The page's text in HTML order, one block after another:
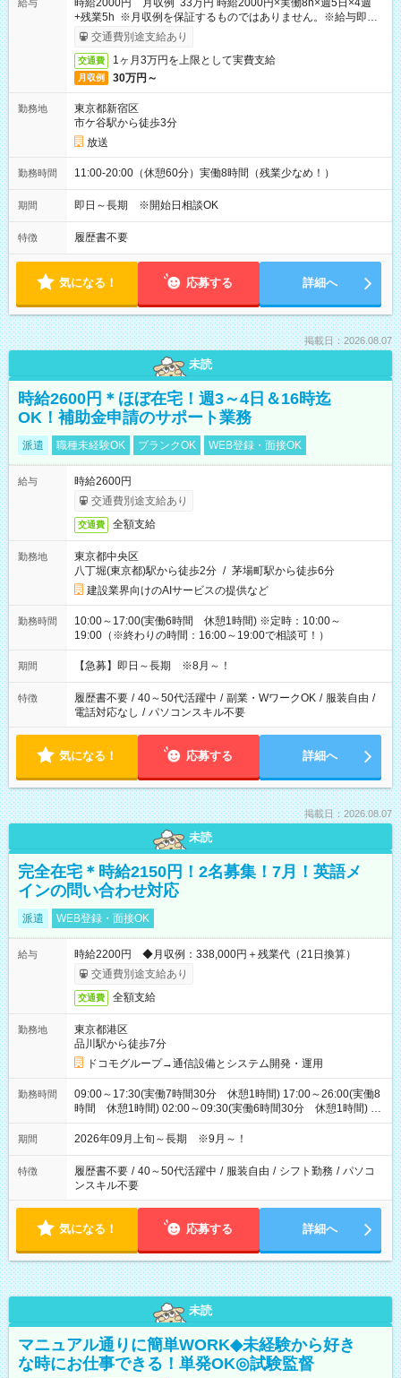
給与
時給2000円 月収例 33万円 時給2000円×実働8h×週5日×4週
+残業5h ※月収例を保証するものではありません。※給与即受
取りサービス利用可（利用条件有）
交通費別途支給あり
交通費 1ヶ月3万円を上限として実費支給
月収例 30万円～
勤務地
東京都新宿区
市ケ谷駅から徒歩3分
放送
勤務時間 11:00-20:00（休憩60分）実働8時間（残業少なめ！）
期間 即日～長期 ※開始日相談OK
特徴 履歴書不要
気になる！ 応募する 詳細へ
掲載日：2026.08.07
未読
時給2600円＊ほぼ在宅！週3～4日＆16時迄
OK！補助金申請のサポート業務
派遣 職種未経験OK ブランクOK WEB登録・面接OK
給与
時給2600円
交通費別途支給あり
交通費 全額支給
勤務地
東京都中央区
八丁堀(東京都)駅から徒歩2分 / 茅場町駅から徒歩6分
建設業界向けのAIサービスの提供など
勤務時間
10:00～17:00(実働6時間 休憩1時間) ※定時：10:00～
19:00（※終わりの時間：16:00～19:00で相談可！）
期間 【急募】即日～長期 ※8月～！
特徴 履歴書不要 / 40～50代活躍中 / 副業・WワークOK / 服装自由 /
電話対応なし / パソコンスキル不要
気になる！ 応募する 詳細へ
掲載日：2026.08.07
未読
完全在宅＊時給2150円！2名募集！7月！英語メ
インの問い合わせ対応
派遣 WEB登録・面接OK
給与
時給2200円 ◆月収例：338,000円＋残業代（21日換算）
交通費別途支給あり
交通費 全額支給
勤務地
東京都港区
品川駅から徒歩7分
ドコモグループ→通信設備とシステム開発・運用
勤務時間
09:00～17:30(実働7時間30分 休憩1時間) 17:00～26:00(実働8
時間 休憩1時間) 02:00～09:30(実働6時間30分 休憩1時間) ※
日勤は就業時間1/夜勤は就業時間2.3を連続で行って頂きます
期間 2026年09月上旬～長期 ※9月～！
特徴 履歴書不要 / 40～50代活躍中 / 服装自由 / シフト勤務 / パソコ
ンスキル不要
気になる！ 応募する 詳細へ
未読
マニュアル通りに簡単WORK◆未経験から好き
な時にお仕事できる！単発OK◎試験監督